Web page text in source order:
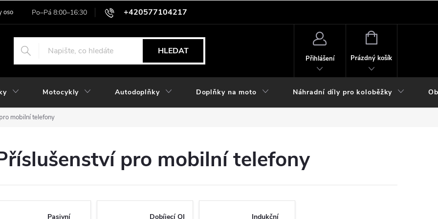
+420577104217
osobních údajů
HLEDAT
Přihlášení
NÁKUPNÍ
Prázdný košík
Motocykly Autodoplňky Doplňky na moto Náhradní díly pro koloběžky
mobilní telefony
pro mobilní telefony
Pasivní
Dobíjecí QI
Indukční